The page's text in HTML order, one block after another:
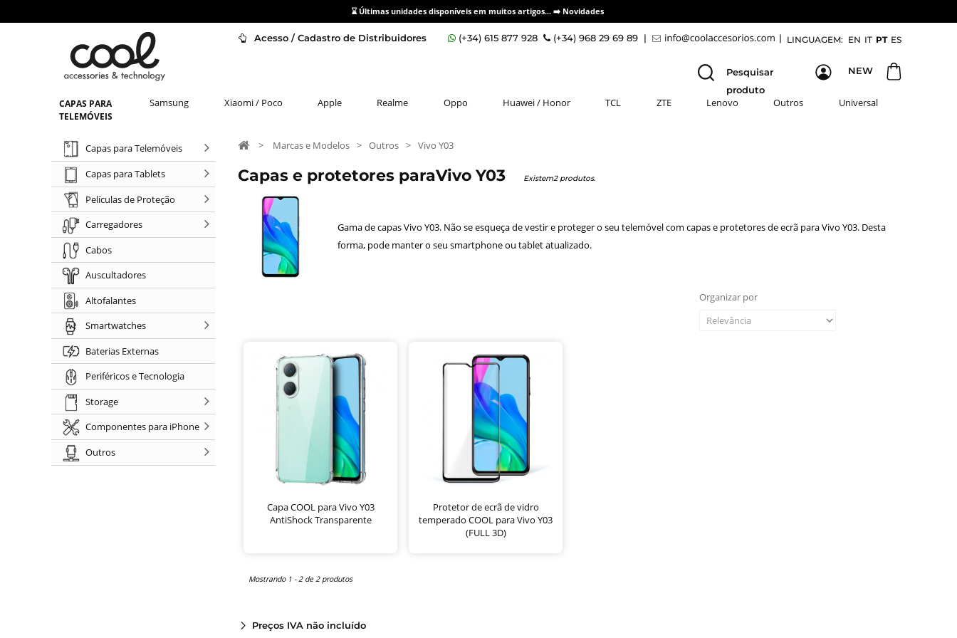
⌛ Últimas unidades disponíveis em muitos artigos... ➡️ Novidades
Acesso / Cadastro de Distribuidores LINGUAGEM: EN IT PT ES
(+34) 615 877 928 (+34) 968 29 69 89 | |
NEW
Pesquisar
produto
CAPAS PARA
TELEMÓVEIS
Samsung Xiaomi / Poco Apple Realme Oppo Huawei / Honor TCL ZTE Lenovo Outros Universal
Capas para Telemóveis
Capas para Tablets
Películas de Proteção
Carregadores
Cabos
Auscultadores
Altofalantes
Smartwatches
Baterias Externas
Periféricos e Tecnologia
Storage
Componentes para iPhone
Outros
> Marcas e Modelos > Outros > Vivo Y03
Capas e protetores paraVivo Y03 Existem2 produtos.
Gama de capas Vivo Y03. Não se esqueça de vestir e proteger o seu telemóvel com capas e protetores de ecrã para Vivo Y03. Desta
forma, pode manter o seu smartphone ou tablet atualizado.
Organizar por
Capa COOL para Vivo Y03
AntiShock Transparente
Protetor de ecrã de vidro
temperado COOL para Vivo Y03
(FULL 3D)
Mostrando 1 - 2 de 2 produtos
Preços IVA não incluído